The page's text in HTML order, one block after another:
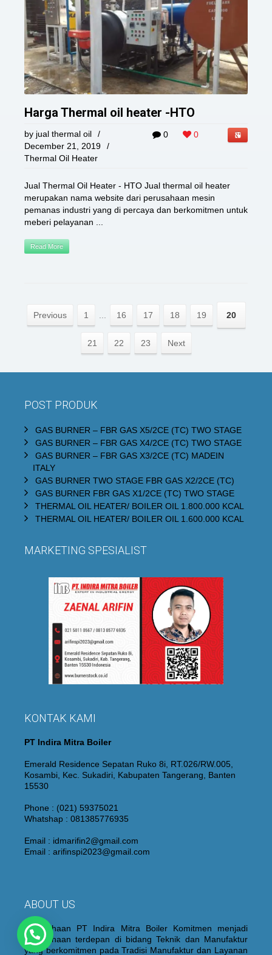
Harga Thermal oil heater -HTO
0 0
by jual thermal oil
/
December 21, 2019
/
Thermal Oil Heater
Jual Thermal Oil Heater - HTO Jual thermal oil heater
merupakan nama website dari perusahaan mesin
pemanas industri yang di percaya dan berkomitmen untuk
meberi pelayanan ...
Read More
Previous 1 16 17 18 19 20
21 22 23 Next
POST PRODUK
GAS BURNER – FBR GAS X5/2CE (TC) TWO STAGE
GAS BURNER – FBR GAS X4/2CE (TC) TWO STAGE
GAS BURNER – FBR GAS X3/2CE (TC) MADEIN
ITALY
GAS BURNER TWO STAGE FBR GAS X2/2CE (TC)
GAS BURNER FBR GAS X1/2CE (TC) TWO STAGE
THERMAL OIL HEATER/ BOILER OIL 1.800.000 KCAL
THERMAL OIL HEATER/ BOILER OIL 1.600.000 KCAL
MARKETING SPESIALIST
KONTAK KAMI
PT Indira Mitra Boiler
Emerald Residence Sepatan Ruko 8i, RT.026/RW.005,
Kosambi, Kec. Sukadiri, Kabupaten Tangerang, Banten
15530
Phone : (021) 59375021
Whatshap : 081385776935
Email : idmarifin2@gmail.com
Email : arifinspi2023@gmail.com
ABOUT US
Perusahaan PT Indira Mitra Boiler Komitmen menjadi
Perusahaan terdepan di bidang Teknik dan Manufaktur
yang berkomitmen pada Tradisi Manufaktur dan Layanan